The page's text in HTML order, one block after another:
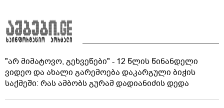
"არ მიმატოვო, გეხვეწები" - 12 წლის წინანდელი
ვიდეო და ახალი გარემოება დაკარგული ბიჭის
საქმეში: რას ამბობს გურამ დადიანიძის დედა